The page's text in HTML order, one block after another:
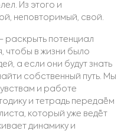
Из этого и
неповторимый, свой.
раскрыть потенциал
чтобы в жизни было
а если они будут знать
собственный путь. Мы
и работе
и тетрадь передаём
который уже ведёт
динамику и